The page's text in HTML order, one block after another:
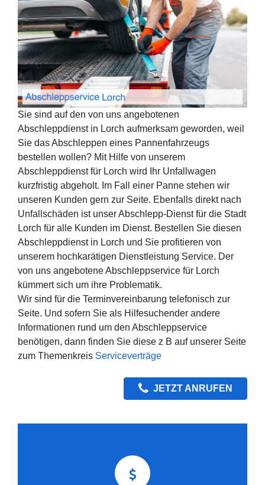
Sie sind auf den von uns angebotenen
Abschleppdienst in Lorch aufmerksam geworden, weil
Sie das Abschleppen eines Pannenfahrzeugs
bestellen wollen? Mit Hilfe von unserem
Abschleppdienst für Lorch wird Ihr Unfallwagen
kurzfristig abgeholt. Im Fall einer Panne stehen wir
unseren Kunden gern zur Seite. Ebenfalls direkt nach
Unfallschäden ist unser Abschlepp-Dienst für die Stadt
Lorch für alle Kunden im Dienst. Bestellen Sie diesen
Abschleppdienst in Lorch und Sie profitieren von
unserem hochkarätigen Dienstleistung Service. Der
von uns angebotene Abschleppservice für Lorch
kümmert sich um ihre Problematik.
Wir sind für die Terminvereinbarung telefonisch zur
Seite. Und sofern Sie als Hilfesuchender andere
Informationen rund um den Abschleppservice
benötigen, dann finden Sie diese z B auf unserer Seite
zum Themenkreis Serviceverträge
JETZT ANRUFEN